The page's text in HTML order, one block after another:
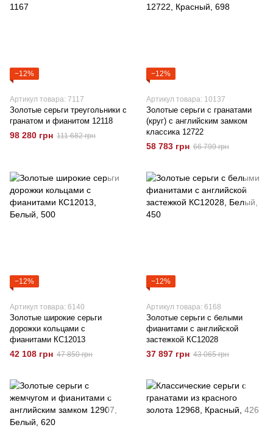
−12%
Артикул товара: 7117
Золотые серьги треугольники с
гранатом и фианитом 12118
98 280 грн 111 682 грн
−12%
Артикул товара: 10137
Золотые серьги с гранатами
(круг) с английским замком
классика 12722
58 783 грн 66 799 грн
−12%
Артикул товара: 6140
Золотые широкие серьги
дорожки кольцами с
фианитами КС12013
42 108 грн 47 850 грн
−12%
Артикул товара: 6168
Золотые серьги с белыми
фианитами с английской
застежкой КС12028
37 897 грн 43 065 грн